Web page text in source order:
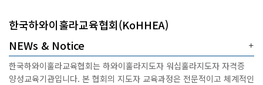
한국하와이훌라교육협회(KoHHEA)
NEWs & Notice
한국하와이훌라교육협회는 하와이훌라지도자 워십훌라지도자 자격증
양성교육기관입니다. 본 협회의 지도자 교육과정은 전문적이고 체계적인